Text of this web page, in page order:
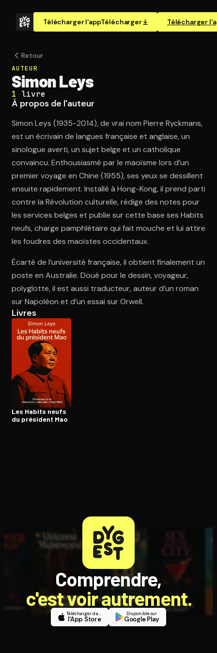
Télécharger l'appTélécharger Télécharger
Retour
AUTEUR
Simon Leys
1 livre
À propos de l'auteur
Simon Leys (1935-2014), de vrai nom Pierre Ryckmans,
est un écrivain de langues française et anglaise, un
sinologue averti, un sujet belge et un catholique
convaincu. Enthousiasmé par le maoïsme lors d’un
premier voyage en Chine (1955), ses yeux se dessillent
ensuite rapidement. Installé à Hong-Kong, il prend parti
contre la Révolution culturelle, rédige des notes pour
les services belges et publie sur cette base ses Habits
neufs, charge pamphlétaire qui fait mouche et lui attire
les foudres des maoïstes occidentaux.
Écarté de l’université française, il obtient finalement un
poste en Australie. Doué pour le dessin, voyageur,
polyglotte, il est aussi traducteur, auteur d’un roman
sur Napoléon et d’un essai sur Orwell.
Livres
Les Habits neufs
du président Mao
Comprendre,
c'est voir autrement.
Télécharger dans
l'App Store
Disponible sur
Google Play